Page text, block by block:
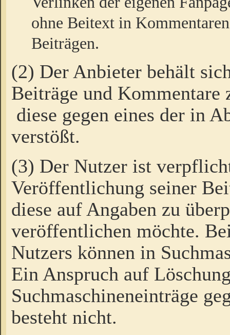
ohne Beitext in
Beiträgen.
(2) Der Anbieter behält
Beiträge und Kommentare
diese gegen eines der in
verstößt.
(3) Der Nutzer ist
Veröffentlichung seiner
diese auf Angaben zu
veröffentlichen möchte.
Nutzers können in
Ein Anspruch auf
Suchmaschineneinträge
besteht nicht.